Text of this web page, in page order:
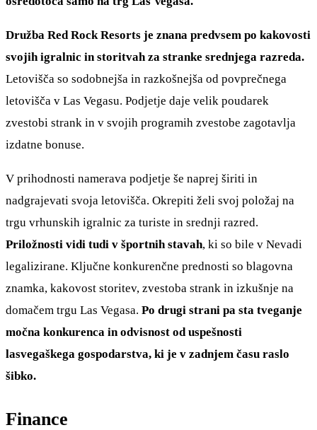
Družba Red Rock Resorts je znana predvsem po kakovosti
svojih igralnic in storitvah za stranke srednjega razreda.
Letovišča so sodobnejša in razkošnejša od povprečnega
letovišča v Las Vegasu. Podjetje daje velik poudarek
zvestobi strank in v svojih programih zvestobe zagotavlja
izdatne bonuse.
V prihodnosti namerava podjetje še naprej širiti in
nadgrajevati svoja letovišča. Okrepiti želi svoj položaj na
trgu vrhunskih igralnic za turiste in srednji razred.
Priložnosti vidi tudi v športnih stavah, ki so bile v Nevadi
legalizirane. Ključne konkurenčne prednosti so blagovna
znamka, kakovost storitev, zvestoba strank in izkušnje na
domačem trgu Las Vegasa. Po drugi strani pa sta tveganje
močna konkurenca in odvisnost od uspešnosti
lasvegaškega gospodarstva, ki je v zadnjem času raslo
šibko.
Finance